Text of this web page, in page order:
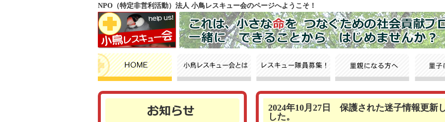
NPO（特定非営利活動）法人 小鳥レスキュー会のページへようこそ！
2024年10月27日 保護された迷子情報更新
した。